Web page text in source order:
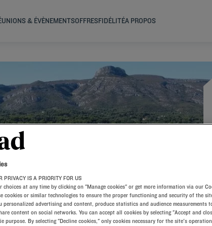
& ÉVÈNEMENTSOFFRESFIDÉLITÉA PROPOS
PRIVACY IS A PRIORITY FOR US
choices at any time by clicking on "Manage cookies" or get more information via our
cookies or similar technologies to ensure the proper functioning and security of the
personalized advertising and content, produce statistics and audience measurements
content on social networks. You can accept all cookies by selecting "Accept and
purpose. By selecting "Decline cookies," only cookies necessary for the site's